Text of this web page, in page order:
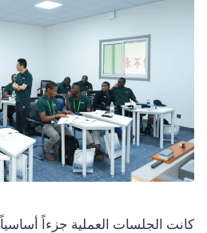
كانت الجلسات العملية جزءاً